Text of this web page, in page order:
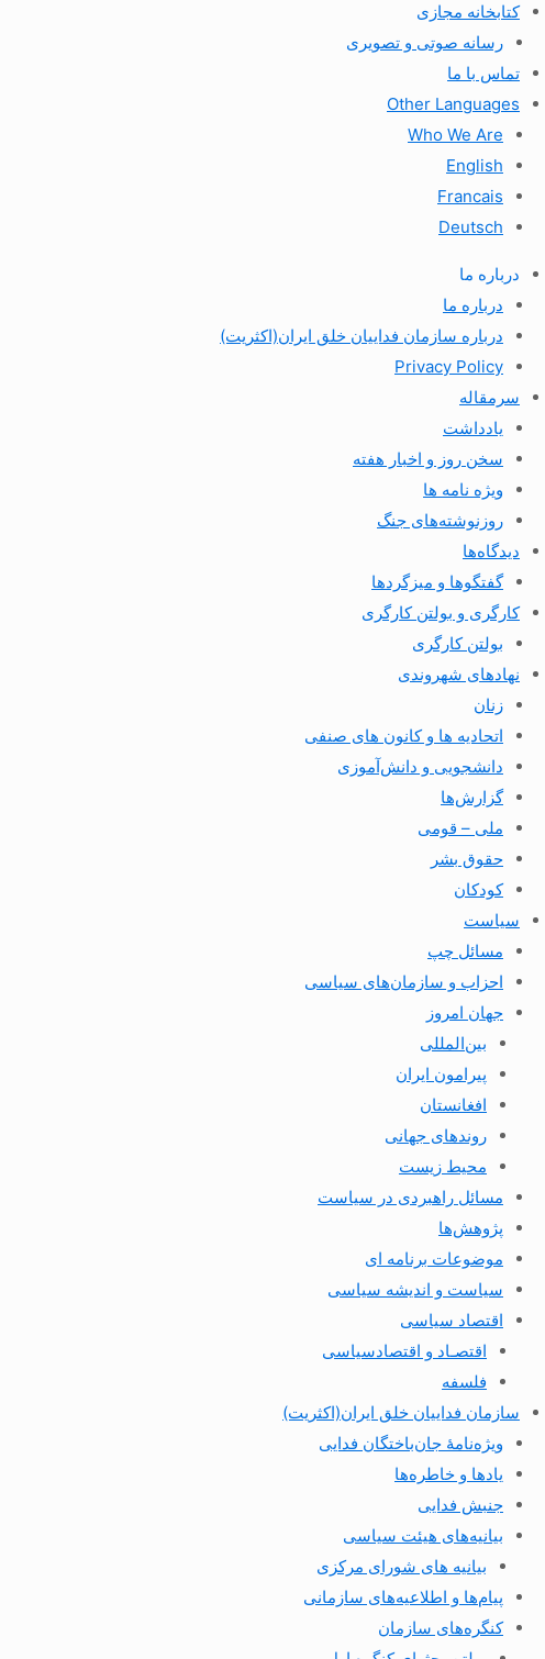
کتابخانه مجازی
رسانه صوتی و تصویری
تماس با ما
Other Languages
Who We Are
English
Francais
Deutsch
درباره ما
درباره ما
درباره سازمان فداییان خلق ایران(اکثریت)
Privacy Policy
سرمقاله
یادداشت
سخن روز و اخبار هفته
ویژه نامه ها
روزنوشته‌های جنگ
دیدگاه‌ها
گفتگوها و میزگردها
کارگری و بولتن کارگری
بولتن کارگری
نهادهای شهروندی
زنان
اتحادیه ها و کانون های صنفی
دانشجویی و دانش‌آموزی
گزارش‌ها
ملی – قومی
حقوق بشر
کودکان
سیاست
مسائل چپ
احزاب و سازمان‌های سیاسی
جهان امروز
بین‌المللی
پیرامون ایران
افغانستان
روندهای جهانی
محیط زیست
مسائل راهبردی در سیاست
پژوهش‌ها
موضوعات برنامه ای
سیاست و اندیشه سیاسی
اقتصاد سیاسی
اقتصـاد و اقتصاد‌سیاسی
فلسفه
سازمان فداییان خلق ایران(اکثریت)
ویژه‌نامهٔ جان‌باختگان فدایی
یادها و خاطره‌ها
جنبش فدایی
بیانیه‌های هیئت سیاسی
بیانیه های شورای مرکزی
پیام‌ها و اطلاعیه‌های سازمانی
کنگره‌های سازمان